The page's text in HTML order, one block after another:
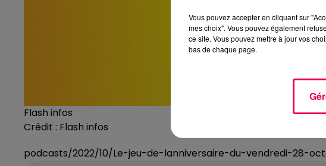
Flash infos
Crédit : Flash infos
podcasts/2022/10/Le-jeu-de-lanniversaire-du-vendredi-28-
Vous pouvez accepter en cliquant sur
mes choix". Vous pouvez également
ce site. Vous pouvez mettre à jour vos
bas de chaque page.